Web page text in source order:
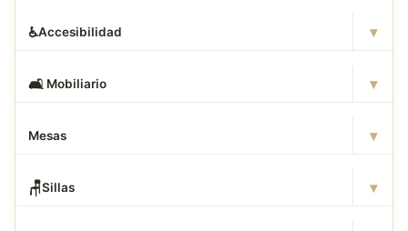
♿Accesibilidad ▾
🛋 ️ Mobiliario ▾
Mesas ▾
🪑Sillas ▾